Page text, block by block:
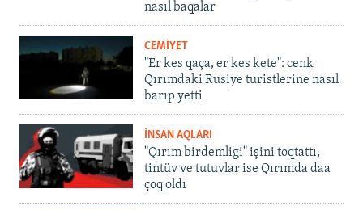
nasıl baqalar
CEMİYET
"Er kes qaça, er kes kete": cenk
Qırımdaki Rusiye turistlerine nasıl
barıp yetti
İNSAN AQLARI
"Qırım birdemligi" işini toqtattı,
tintüv ve tutuvlar ise Qırımda daa
çoq oldı